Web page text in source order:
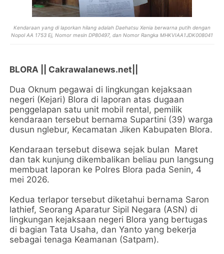
Kendaraan yang di laporkan hilang adalah Daehatsu Xenia berwarna putih dengan
Nopol AA 1753 Ej, Nomor mesin DP80497, dan Nomor Rangka MHKVIAA1JDK008041
BLORA || Cakrawalanews.net||
Dua Oknum pegawai di lingkungan kejaksaan
negeri (Kejari) Blora di laporan atas dugaan
penggelapan satu unit mobil rental, pemilik
kendaraan tersebut bernama Supartini (39) warga
dusun nglebur, Kecamatan Jiken Kabupaten Blora.
Kendaraan tersebut disewa sejak bulan Maret
dan tak kunjung dikembalikan beliau pun langsung
membuat laporan ke Polres Blora pada Senin, 4
mei 2026.
Kedua terlapor tersebut diketahui bernama Saron
lathief, Seorang Aparatur Sipil Negara (ASN) di
lingkungan kejaksaan negeri Blora yang bertugas
di bagian Tata Usaha, dan Yanto yang bekerja
sebagai tenaga Keamanan (Satpam).